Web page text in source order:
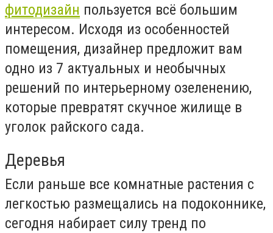
фитодизайн пользуется всё большим
интересом. Исходя из особенностей
помещения, дизайнер предложит вам
одно из 7 актуальных и необычных
решений по интерьерному озеленению,
которые превратят скучное жилище в
уголок райского сада.
Деревья
Если раньше все комнатные растения с
легкостью размещались на подоконнике,
сегодня набирает силу тренд по